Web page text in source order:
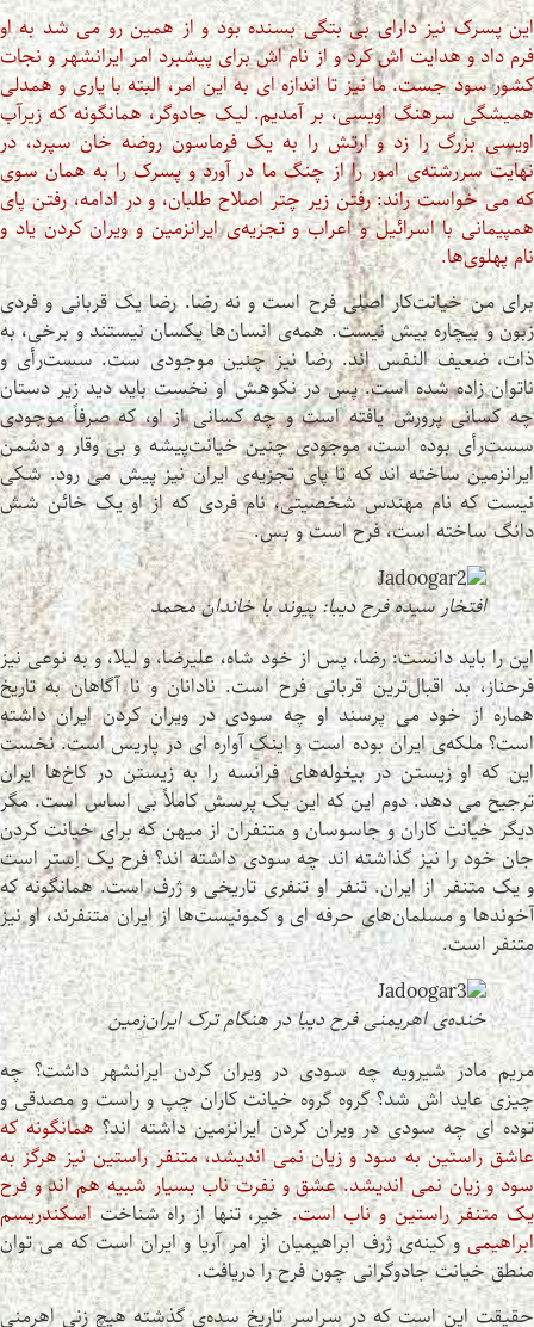
این پسرک نیز دارای بی بتگی بسنده بود و از همین رو می شد به او
فرم داد و هدایت اش کرد و از نام اش برای پیشبرد امر ایرانشهر و نجات
کشور سود جست. ما نیز تا اندازه ای به این امر، البته با یاری و همدلی
همیشگی سرهنگ اویسی، بر آمدیم. لیک جادوگر، همانگونه که زیرآب
اویسی بزرگ را زد و ارتش را به یک فرماسون روضه خان سپرد، در
نهایت سررشته‌ی امور را از چنگ ما در آورد و پسرک را به همان سوی
که می خواست راند: رفتن زیر چتر اصلاح طلبان، و در ادامه، رفتن پای
همپیمانی با اسرائیل و اعراب و تجزیه‌ی ایرانزمین و ویران کردن یاد و
نام پهلوی‌ها.
برای من خیانت‌کار اصلی فرح است و نه رضا. رضا یک قربانی و فردی
زبون و بیچاره بیش نیست. همه‌ی انسان‌ها یکسان نیستند و برخی، به
ذات، ضعیف النفس اند. رضا نیز چنین موجودی ست. سست‌رأی و
ناتوان زاده شده است. پس در نکوهش او نخست باید دید زیر دستان
چه کسانی پرورش یافته است و چه کسانی از او، که صرفاً موجودی
سست‌رأی بوده است، موجودی چنین خیانت‌پیشه و بی وقار و دشمن
ایرانزمین ساخته اند که تا پای تجزیه‌ی ایران نیز پیش می رود. شکی
نیست که نام مهندس شخصیتی، نام فردی که از او یک خائن شش
دانگ ساخته است، فرح است و بس.
افتخار سیده فرح دیبا: پیوند با خاندان محمد
این را باید دانست: رضا، پس از خود شاه، علیرضا، و لیلا، و به نوعی نیز
فرحناز، بد اقبال‌ترین قربانی فرح است. نادانان و نا آگاهان به تاریخ
هماره از خود می پرسند او چه سودی در ویران کردن ایران داشته
است؟ ملکه‌ی ایران بوده است و اینک آواره ای در پاریس است. نخست
این که او زیستن در بیغوله‌های فرانسه را به زیستن در کاخ‌ها ایران
ترجیح می دهد. دوم این که این یک پرسش کاملاً بی اساس است. مگر
دیگر خیانت کاران و جاسوسان و متنفران از میهن که برای خیانت کردن
جان خود را نیز گذاشته اند چه سودی داشته اند؟ فرح یک اِستر است
و یک متنفر از ایران. تنفر او تنفری تاریخی و ژرف است. همانگونه که
آخوندها و مسلمان‌های حرفه ای و کمونیست‌ها از ایران متنفرند، او نیز
متنفر است.
خنده‌ی اهریمنی فرح دیبا در هنگام ترک ایران‌زمین
مریم مادر شیرویه چه سودی در ویران کردن ایرانشهر داشت؟ چه
چیزی عاید اش شد؟ گروه گروه خیانت کاران چپ و راست و مصدقی و
توده ای چه سودی در ویران کردن ایرانزمین داشته اند؟همانگونه که
عاشق راستین به سود و زیان نمی اندیشد، متنفر راستین نیز هرگز به
سود و زیان نمی اندیشد. عشق و نفرت ناب بسیار شبیه هم اند و فرح
یک متنفر راستین و ناب است.خیر، تنها از راه شناختاسکندریسم
ابراهیمیو کینه‌ی ژرف ابراهیمیان از امر آریا و ایران است که می توان
منطق خیانت جادوگرانی چون فرح را دریافت.
حقیقت این است که در سراسر تاریخ سده‌ی گذشته هیچ زنی اهرمنی